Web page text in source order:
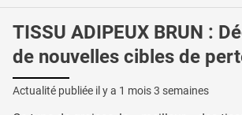
TISSU ADIPEUX BRUN :
de nouvelles cibles de
Actualité publiée il y a 1 mois 3 semaines